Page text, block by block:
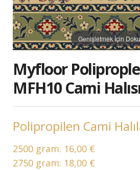
Genişletmek İçin
Myfloor
MFH10 Cami
Polipropilen Cami
2500 gram: 16,00 €
2750 gram: 18,00 €